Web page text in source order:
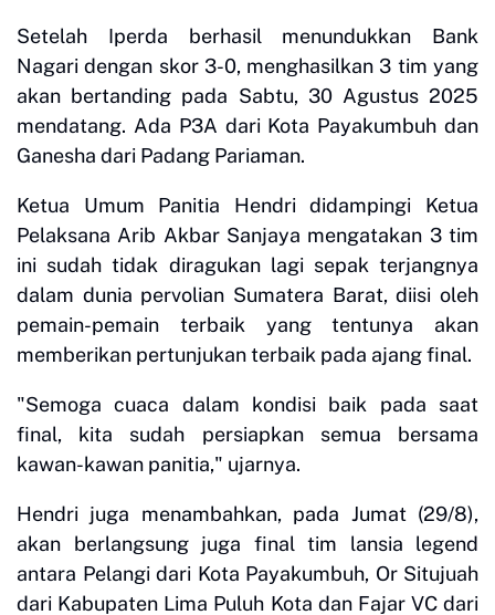
Setelah Iperda berhasil menundukkan Bank
Nagari dengan skor 3-0, menghasilkan 3 tim yang
akan bertanding pada Sabtu, 30 Agustus 2025
mendatang. Ada P3A dari Kota Payakumbuh dan
Ganesha dari Padang Pariaman.
Ketua Umum Panitia Hendri didampingi Ketua
Pelaksana Arib Akbar Sanjaya mengatakan 3 tim
ini sudah tidak diragukan lagi sepak terjangnya
dalam dunia pervolian Sumatera Barat, diisi oleh
pemain-pemain terbaik yang tentunya akan
memberikan pertunjukan terbaik pada ajang final.
"Semoga cuaca dalam kondisi baik pada saat
final, kita sudah persiapkan semua bersama
kawan-kawan panitia," ujarnya.
Hendri juga menambahkan, pada Jumat (29/8),
akan berlangsung juga final tim lansia legend
antara Pelangi dari Kota Payakumbuh, Or Situjuah
dari Kabupaten Lima Puluh Kota dan Fajar VC dari